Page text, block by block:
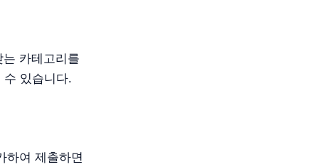
카테고리를
있습니다.
하여 제출하면